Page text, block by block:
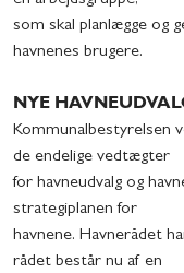
som skal planlægge og
havnenes brugere.
NYE
Kommunalbestyrelsen
de endelige vedtægter
for havneudvalg og
strategiplanen for
havnene. Havnerådet
rådet består nu af en